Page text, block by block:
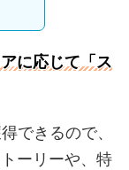
に応じて「ス
できるので、
ーリーや、特